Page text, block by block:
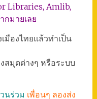
Libraries, Amlib,
กมายเลย
มืองไทยแล้วทำเป็น
สมุดต่างๆ หรือระบบ
นร่วม เพื่อนๆ ลองส่ง